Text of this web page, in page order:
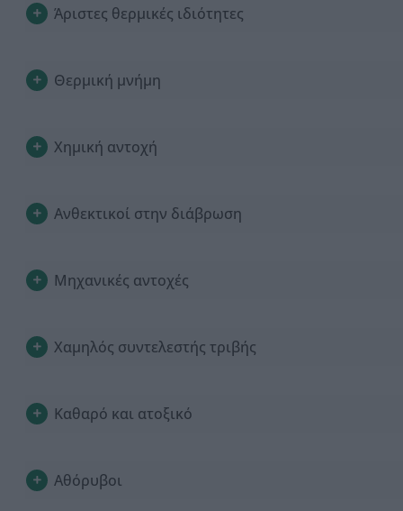
Άριστες θερμικές ιδιότητες
Θερμική μνήμη
Χημική αντοχή
Ανθεκτικοί στην διάβρωση
Μηχανικές αντοχές
Χαμηλός συντελεστής τριβής
Καθαρό και ατοξικό
Αθόρυβοι